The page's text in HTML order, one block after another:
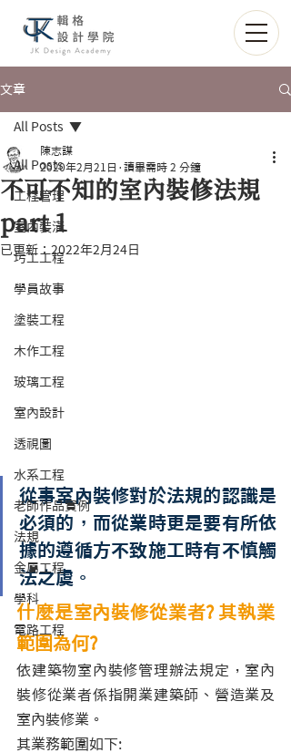
文章
All Posts
工程管理
室內裝潢
圬工工程
學員故事
塗裝工程
木作工程
玻璃工程
室內設計
透視圖
水系工程
老師作品實例
法規
金屬工程
學科
電路工程
All Posts
不可不知的室內裝修法規
part 1
陳志謀
2020年2月21日
讀畢需時 2 分鐘
已更新： 2022年2月24日
從事室內裝修對於法規的認識是
必須的，而從業時更是要有所依
據的遵循方不致施工時有不慎觸
法之虞。
什麼是室內裝修從業者? 其執業
範圍為何?
依建築物室內裝修管理辦法規定，室內
裝修從業者係指開業建築師、營造業及
室內裝修業。
其業務範圍如下: